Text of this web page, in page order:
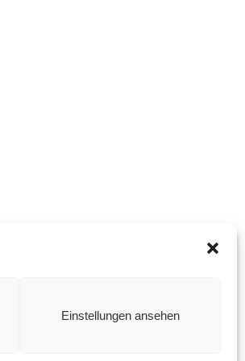
Einstellungen ansehen